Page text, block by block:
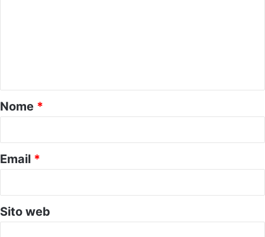
o
*
Nome *
Email *
Sito web